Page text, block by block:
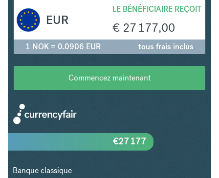
LE BÉNÉFICIAIRE REÇOIT
€ 27 177,00
EUR
1 NOK = 0.0906 EUR tous frais inclus
Commencez maintenant
€27 177
Banque classique